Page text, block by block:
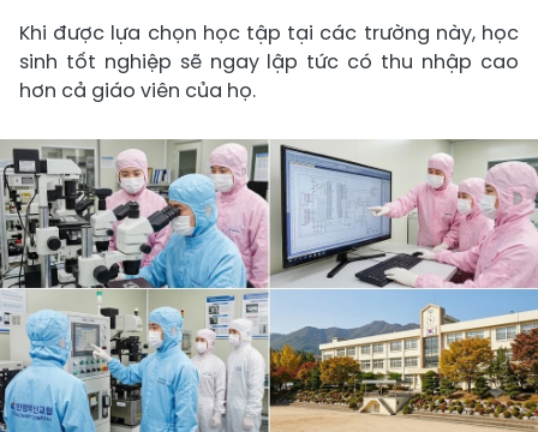
Khi được lựa chọn học tập tại các trường này, học
sinh tốt nghiệp sẽ ngay lập tức có thu nhập cao
hơn cả giáo viên của họ.